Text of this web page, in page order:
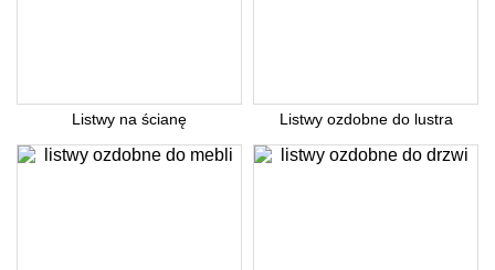
Listwy na ścianę Listwy ozdobne do lustra